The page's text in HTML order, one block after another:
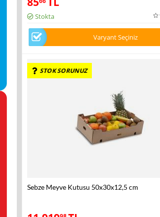
Stokta
Varyant Seçiniz
STOK SORUNUZ
Sebze Meyve Kutusu 50x30x12,5 cm